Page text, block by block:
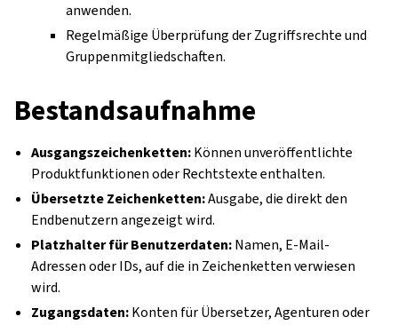
anwenden.
Regelmäßige Überprüfung der Zugriffsrechte und
Gruppenmitgliedschaften.
Bestandsaufnahme
Ausgangszeichenketten:Können unveröffentlichte
Produktfunktionen oder Rechtstexte enthalten.
Übersetzte Zeichenketten:Ausgabe, die direkt den
Endbenutzern angezeigt wird.
Platzhalter für Benutzerdaten:Namen, E-Mail-
Adressen oder IDs, auf die in Zeichenketten verwiesen
wird.
Zugangsdaten:Konten für Übersetzer, Agenturen oder